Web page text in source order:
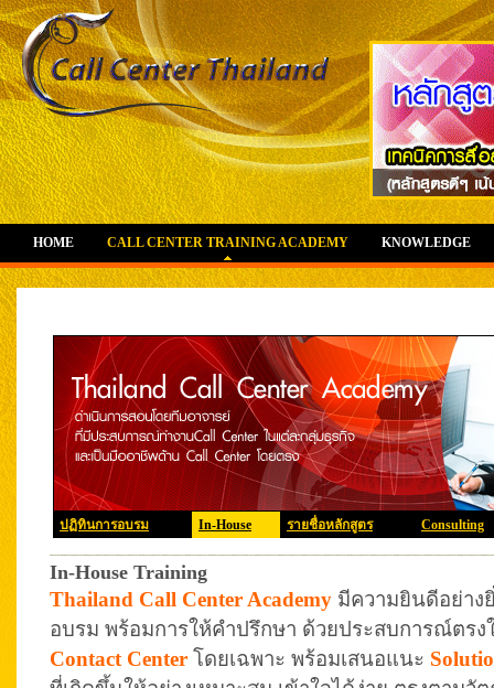
HOME CALL CENTER TRAINING ACADEMY KNOWLEDGE
ปฏิทินการอบรม In-House รายชื่อหลักสูตร Consulting
In-House Training
Thailand Call Center Academy มีความยินดีอย่าง
อบรม พร้อมการให้คำปรึกษา ด้วยประสบการณ์ตร
Contact Center โดยเฉพาะ พร้อมเสนอแนะ